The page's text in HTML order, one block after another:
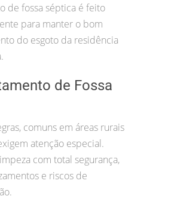
de fossa séptica é feito
para manter o bom
do esgoto da residência
de Fossa
comuns em áreas rurais
atenção especial.
com total segurança,
e riscos de